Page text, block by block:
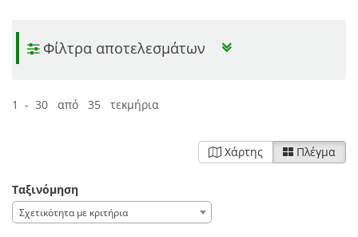
Φίλτρα αποτελεσμάτων
1 - 30 από 35 τεκμήρια
Χάρτης Πλέγμα
Ταξινόμηση
Σχετικότητα με κριτήρια